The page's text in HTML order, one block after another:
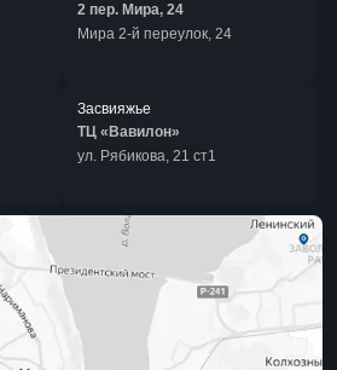
2 пер. Мира, 24
Мира 2-й переулок, 24
Засвияжье
ТЦ «Вавилон»
ул. Рябикова, 21 ст1